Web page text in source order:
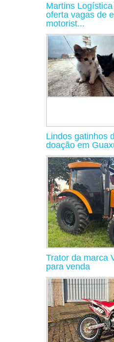
Martins
oferta vagas de
motorist...
Lindos gatinhos
doação em
Trator da marca
para venda